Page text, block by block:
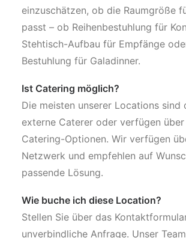
einzuschätzen, ob die Raumgröße
passt – ob Reihenbestuhlung für
Stehtisch-Aufbau für Empfänge
Bestuhlung für Galadinner.
Ist Catering möglich?
Die meisten unserer Locations sind
externe Caterer oder verfügen
Catering-Optionen. Wir verfügen
Netzwerk und empfehlen auf
passende Lösung.
Wie buche ich diese Location?
Stellen Sie über das
unverbindliche Anfrage. Unser